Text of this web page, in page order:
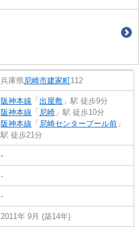
兵庫県尼崎市建家町112
阪神本線 「 出屋敷 」駅 徒歩9分
阪神本線 「 尼崎 」駅 徒歩10分
阪神本線 「 尼崎センタープール前 」
駅 徒歩21分
-
-
-
2011年 9月 (築14年)